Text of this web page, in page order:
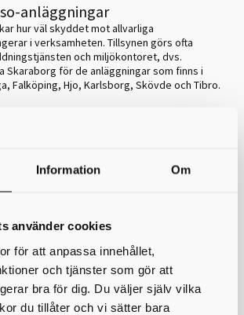
Information Om
använder cookies
för att anpassa innehållet,
och tjänster som gör att
bra för dig. Du väljer själv vilka
du tillåter och vi sätter bara
anläggningar
hur väl skyddet mot allvarliga
i verksamheten. Tillsynen görs ofta
och miljökontoret, dvs.
Skaraborg för de anläggningar som finns i
Falköping, Hjo, Karlsborg, Skövde och Tibro.
kemikalieolyckor
om åtgärder för att förebygga och begränsa
för samhällsskydd och beredskaps
för att förebygga och begränsa följderna av
finns regler om Seveso-anläggningar